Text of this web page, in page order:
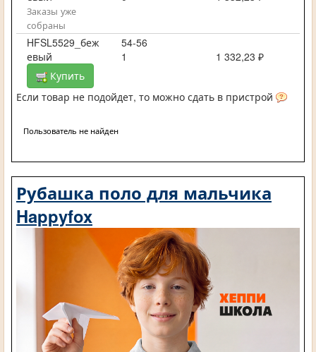
Заказы уже
собраны
HFSL5529_беж
евый
54-56
1
1 332,23 ₽
Купить
Если товар не подойдет, то можно сдать в пристрой
Пользователь не найден
Рубашка поло для мальчика
Happyfox